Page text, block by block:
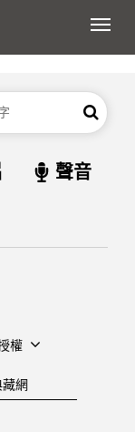
展
搜尋
聲音
權